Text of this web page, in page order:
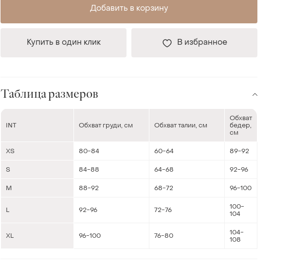
Добавить в корзину
Купить в один клик В избранное
Таблица размеров
INT Обхват груди, см Обхват талии, см
Обхват
бедер,
см
XS 80-84 60-64 89-92
S 84-88 64-68 92-96
M 88-92 68-72 96-100
L 92-96 72-76
100-
104
XL 96-100 76-80
104-
108